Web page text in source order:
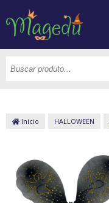
Início HALLOWEEN